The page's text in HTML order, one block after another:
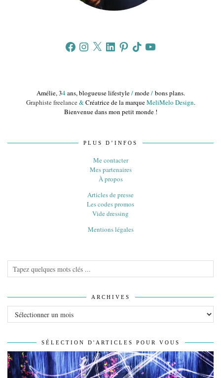
FacebookInstagram
X LinkedInPinterestTikTokYouTube
Amélie, 34ans, blogueuse lifestyle/mode/bons plans.
Graphiste freelance&Créatrice de la marqueMeliMelo Design.
Bienvenue dans mon petit monde !
PLUS D’INFOS
Me contacter
Mes partenaires
À propos
Articles de presse
Les codes promos
Vide dressing
Mentions légales
ARCHIVES
SÉLECTION D'ARTICLES POUR VOUS